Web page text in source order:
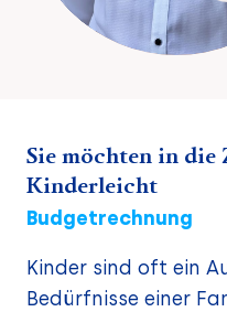
Sie möchten in die
Kinderleicht
Budgetrechnung
Kinder sind oft ein
Bedürfnisse einer